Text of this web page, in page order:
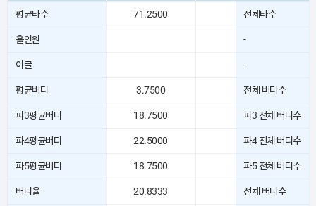
평균타수 71.2500 전체타수
홀인원 -
이글 -
평균버디 3.7500 전체 버디수
파3평균버디 18.7500 파3 전체 버디수
파4평균버디 22.5000 파4 전체 버디수
파5평균버디 18.7500 파5 전체 버디수
버디율 20.8333 전체 버디수